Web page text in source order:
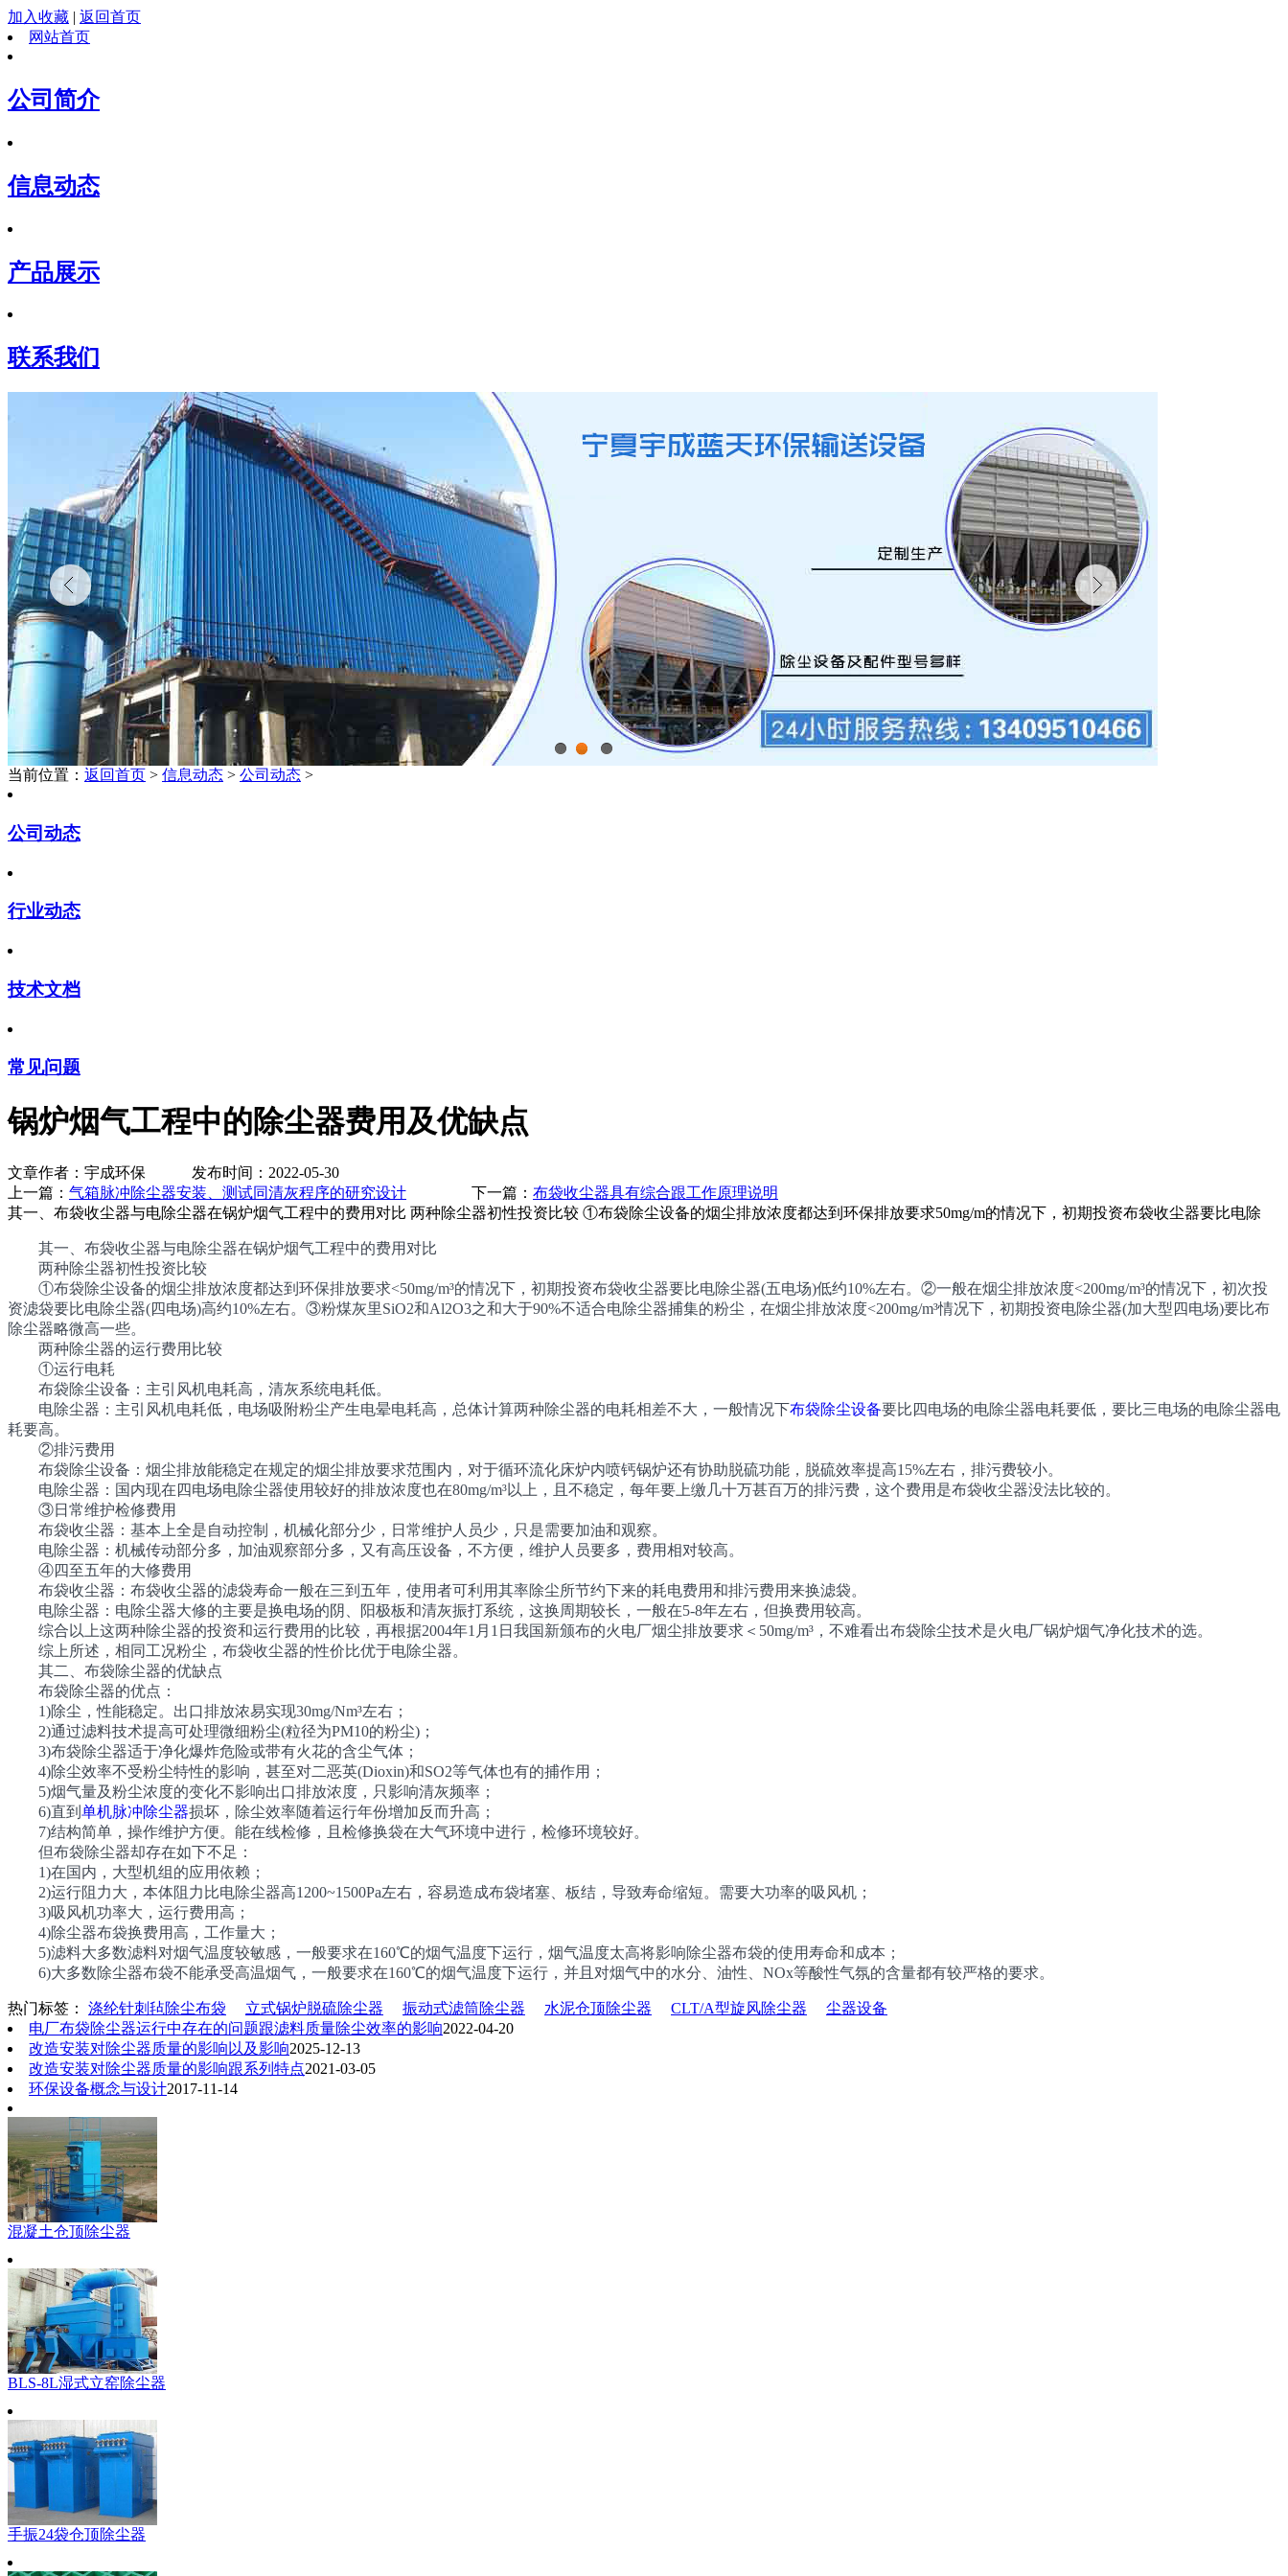
加入收藏 | 返回首页
网站首页
公司简介
信息动态
产品展示
联系我们
当前位置： 返回首页 > 信息动态 > 公司动态 >
公司动态
行业动态
技术文档
常见问题
锅炉烟气工程中的除尘器费用及优缺点
文章作者：宇成环保 发布时间：2022-05-30
上一篇： 气箱脉冲除尘器安装、测试同清灰程序的研究设计 下一篇： 布袋收尘器具有综合跟工作原理说明
其一、布袋收尘器与电除尘器在锅炉烟气工程中的费用对比 两种除尘器初性投资比较 ①布袋除尘设备的烟尘排放浓度都达到环保排放要求50mg/m的情况下，初期投资布袋收尘器要比电除
其一、布袋收尘器与电除尘器在锅炉烟气工程中的费用对比
两种除尘器初性投资比较
①布袋除尘设备的烟尘排放浓度都达到环保排放要求<50mg/m³的情况下，初期投资布袋收尘器要比电除尘器(五电场)低约10%左右。②一般在烟尘排放浓度<200mg/m³的情况下，初次投
资滤袋要比电除尘器(四电场)高约10%左右。③粉煤灰里SiO2和Al2O3之和大于90%不适合电除尘器捕集的粉尘，在烟尘排放浓度<200mg/m³情况下，初期投资电除尘器(加大型四电场)要比布
除尘器略微高一些。
两种除尘器的运行费用比较
①运行电耗
布袋除尘设备：主引风机电耗高，清灰系统电耗低。
电除尘器：主引风机电耗低，电场吸附粉尘产生电晕电耗高，总体计算两种除尘器的电耗相差不大，一般情况下布袋除尘设备要比四电场的电除尘器电耗要低，要比三电场的电除尘器电
耗要高。
②排污费用
布袋除尘设备：烟尘排放能稳定在规定的烟尘排放要求范围内，对于循环流化床炉内喷钙锅炉还有协助脱硫功能，脱硫效率提高15%左右，排污费较小。
电除尘器：国内现在四电场电除尘器使用较好的排放浓度也在80mg/m³以上，且不稳定，每年要上缴几十万甚百万的排污费，这个费用是布袋收尘器没法比较的。
③日常维护检修费用
布袋收尘器：基本上全是自动控制，机械化部分少，日常维护人员少，只是需要加油和观察。
电除尘器：机械传动部分多，加油观察部分多，又有高压设备，不方便，维护人员要多，费用相对较高。
④四至五年的大修费用
布袋收尘器：布袋收尘器的滤袋寿命一般在三到五年，使用者可利用其率除尘所节约下来的耗电费用和排污费用来换滤袋。
电除尘器：电除尘器大修的主要是换电场的阴、阳极板和清灰振打系统，这换周期较长，一般在5-8年左右，但换费用较高。
综合以上这两种除尘器的投资和运行费用的比较，再根据2004年1月1日我国新颁布的火电厂烟尘排放要求＜50mg/m³，不难看出布袋除尘技术是火电厂锅炉烟气净化技术的选。
综上所述，相同工况粉尘，布袋收尘器的性价比优于电除尘器。
其二、布袋除尘器的优缺点
布袋除尘器的优点：
1)除尘，性能稳定。出口排放浓易实现30mg/Nm³左右；
2)通过滤料技术提高可处理微细粉尘(粒径为PM10的粉尘)；
3)布袋除尘器适于净化爆炸危险或带有火花的含尘气体；
4)除尘效率不受粉尘特性的影响，甚至对二恶英(Dioxin)和SO2等气体也有的捕作用；
5)烟气量及粉尘浓度的变化不影响出口排放浓度，只影响清灰频率；
6)直到 单机脉冲除尘器损坏，除尘效率随着运行年份增加反而升高；
7)结构简单，操作维护方便。能在线检修，且检修换袋在大气环境中进行，检修环境较好。
但布袋除尘器却存在如下不足：
1)在国内，大型机组的应用依赖；
2)运行阻力大，本体阻力比电除尘器高1200~1500Pa左右，容易造成布袋堵塞、板结，导致寿命缩短。需要大功率的吸风机；
3)吸风机功率大，运行费用高；
4)除尘器布袋换费用高，工作量大；
5)滤料大多数滤料对烟气温度较敏感，一般要求在160℃的烟气温度下运行，烟气温度太高将影响除尘器布袋的使用寿命和成本；
6)大多数除尘器布袋不能承受高温烟气，一般要求在160℃的烟气温度下运行，并且对烟气中的水分、油性、NOx等酸性气氛的含量都有较严格的要求。
热门标签： 涤纶针刺毡除尘布袋 立式锅炉脱硫除尘器 振动式滤筒除尘器 水泥仓顶除尘器 CLT/A型旋风除尘器
尘器设备
电厂布袋除尘器运行中存在的问题跟滤料质量除尘效率的影响2022-04-20
改造安装对除尘器质量的影响以及影响2025-12-13
改造安装对除尘器质量的影响跟系列特点2021-03-05
环保设备概念与设计2017-11-14
混凝土仓顶除尘器
BLS-8L湿式立窑除尘器
手振24袋仓顶除尘器